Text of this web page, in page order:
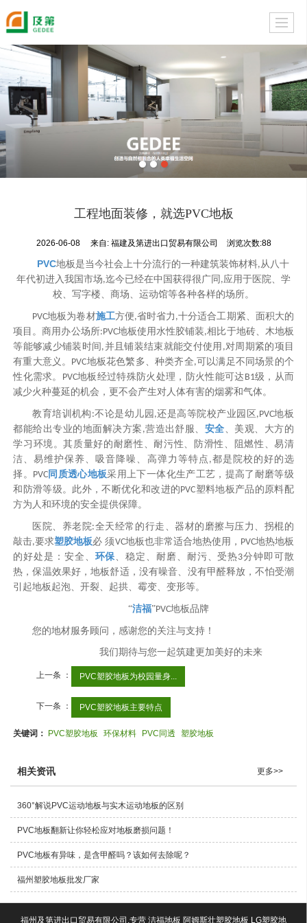
工程地面装修，就选PVC地板
2026-06-08 来自: 福建及第进出口贸易有限公司 浏览次数:88
PVC地板是当今社会上十分流行的一种建筑装饰材料,从八十
年代初进入我国市场,迄今已经在中国获得很广同 ,应用于医院、学
校、写字楼、商场、运动馆等各种各样的场所。
PVC地板为卷材施工方便,省时省力 ,十分适合工期紧、面积大的
项目。商用办公场所:PVC地板使用水性胶铺装,相比于地砖、木地板
等能够减少铺装时间 , 并且铺装结束就能交付使用 ,对周期紧的项目
有重大意义。 PVC地板花色繁多、种类齐全,可以满足不同场景的个
性化需求。 PVC地板经过特殊防火处理，防火性能可达 B1级，从而
减少火种蔓延的机会，更不会产生对人体有害的烟雾和气体。
教育培训机构 :不论是幼儿园 ,还是高等院校产业园区,PVC地板
都能给出专业的地面解决方案 ,营造出舒服、 安全、美观、大方的
学习环境。其质量好的耐磨性、耐污性、防滑性、阻燃性、易清
洁、易维护保养、吸音降噪、高弹力等特点 ,都是院校的好的选
择。 PVC同质透心地板采用上下一体化生产工艺，提高了耐磨等级
和防滑等级。此外，不断优化和改进的PVC塑料地板产品的原料配
方为人和环境的安全提供保障。
医院、养老院:全天经常的行走、器材的磨擦与压力、拐棍的
敲击,要求塑胶地板必 须VC地板也非常适合地热使用， PVC地热地板
的好处是：安全、 环保、稳定、耐磨、耐污、受热3分钟即可散
热，保温效果好，地板舒适，没有噪音、没有甲醛释放，不怕受潮
引起地板起泡、开裂、起拱、霉变、变形等。
“洁福”PVC地板品牌
您的地材服务顾问，感谢您的关注与支持！
我们期待与您一起筑建更加美好的未来
上一条 ： PVC塑胶地板为校园量身...
下一条 ： PVC塑胶地板主要特点
关键词： PVC塑胶地板 环保材料 PVC同透 塑胶地板
相关资讯 更多>>
360°解说PVC运动地板与实木运动地板的区别
PVC地板翻新让你轻松应对地板磨损问题！
PVC地板有异味，是含甲醛吗？该如何去除呢？
福州塑胶地板批发厂家
福州及第进出口贸易有限公司,专营 洁福地板 阿姆斯壮塑胶地板 LG塑胶地